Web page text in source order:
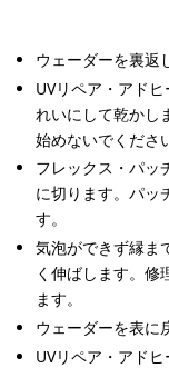
ウェーダーを裏返
UVリペア・アド
れいにして乾かし
始めないでくださ
フレックス・パッ
に切ります。パッ
す。
気泡ができず縁ま
く伸ばします。修
ます。
ウェーダーを表に
UVリペア・アド